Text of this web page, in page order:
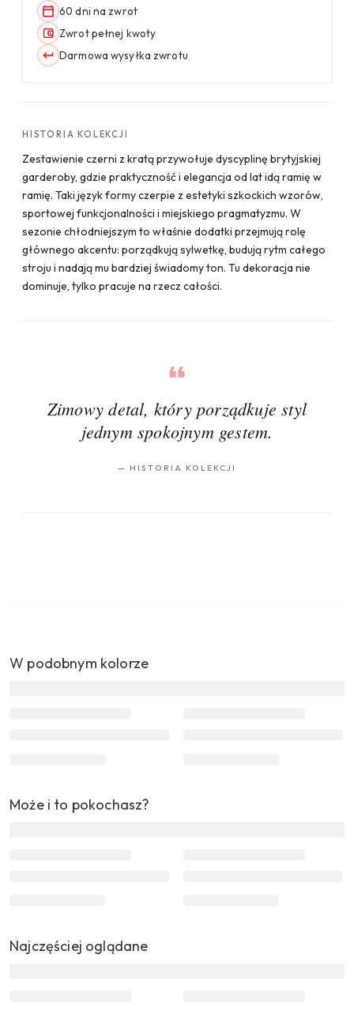
60 dni na zwrot
Zwrot pełnej kwoty
Darmowa wysyłka zwrotu
HISTORIA KOLEKCJI
Zestawienie czerni z kratą przywołuje dyscyplinę brytyjskiej
garderoby, gdzie praktyczność i elegancja od lat idą ramię w
ramię. Taki język formy czerpie z estetyki szkockich wzorów,
sportowej funkcjonalności i miejskiego pragmatyzmu. W
sezonie chłodniejszym to właśnie dodatki przejmują rolę
głównego akcentu: porządkują sylwetkę, budują rytm całego
stroju i nadają mu bardziej świadomy ton. Tu dekoracja nie
dominuje, tylko pracuje na rzecz całości.
Zimowy detal, który porządkuje styl
jednym spokojnym gestem.
— HISTORIA KOLEKCJI
W podobnym kolorze
Może i to pokochasz?
Najczęściej oglądane